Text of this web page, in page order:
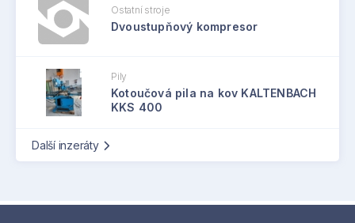
Ostatní stroje
Dvoustupňový kompresor
Pily
Kotoučová pila na kov KALTENBACH
KKS 400
Další inzeráty